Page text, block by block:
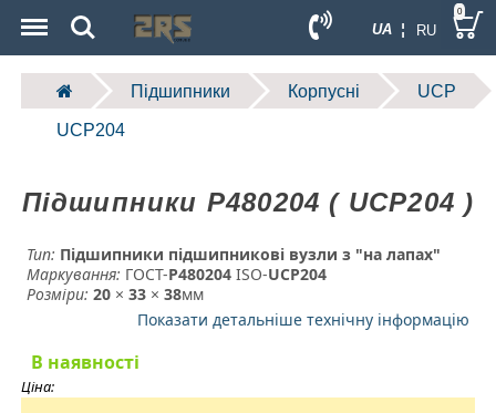
UA ¦ RU
Search 0
Підшипники Корпусні UCP
UCP204
Підшипники P480204 ( UCP204 )
Тип: Підшипники підшипникові вузли з "на лапах"
Маркування: ГОСТ-P480204 ­ ISO-UCP204
Розміри: 20 ×33 ×38мм
Показати детальніше технічну інформацію
В наявності
Ціна: